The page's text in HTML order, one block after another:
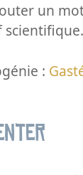
un
scientifique.
: